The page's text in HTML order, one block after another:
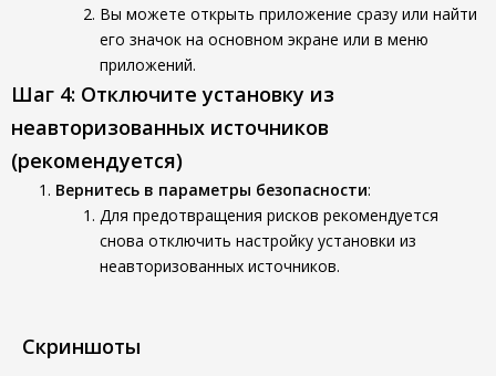
Вы можете открыть приложение сразу или найти
его значок на основном экране или в меню
приложений.
Шаг 4: Отключите установку из
неавторизованных источников
(рекомендуется)
Вернитесь в параметры безопасности:
Для предотвращения рисков рекомендуется
снова отключить настройку установки из
неавторизованных источников.
Скриншоты